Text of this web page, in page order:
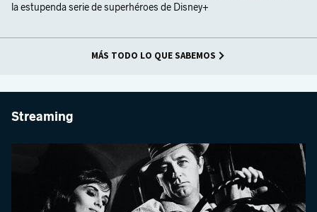
la estupenda serie de superhéroes de Disney+
MÁS TODO LO QUE SABEMOS
Streaming